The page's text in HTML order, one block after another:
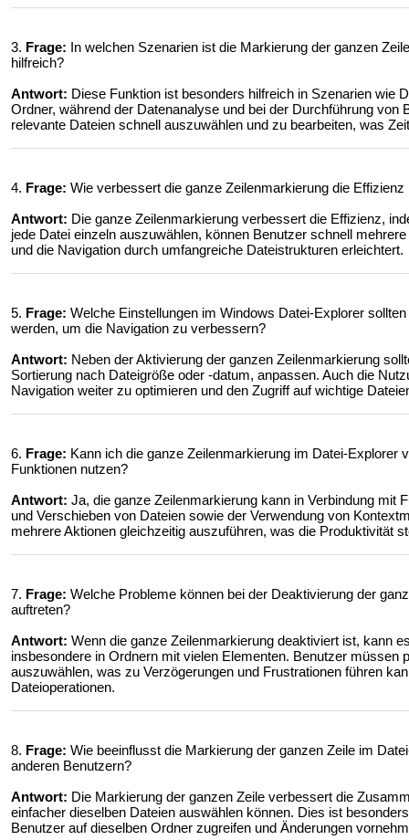
3. Frage: In welchen Szenarien ist die Markierung der ganzen
hilfreich?
Antwort: Diese Funktion ist besonders hilfreich in Szenarien wie
Ordner, während der Datenanalyse und bei der Durchführung
relevante Dateien schnell auszuwählen und zu bearbeiten, was
4. Frage: Wie verbessert die ganze Zeilenmarkierung die
Antwort: Die ganze Zeilenmarkierung verbessert die Effizienz,
jede Datei einzeln auszuwählen, können Benutzer schnell
und die Navigation durch umfangreiche Dateistrukturen erleichtert.
5. Frage: Welche Einstellungen im Windows Datei-Explorer
werden, um die Navigation zu verbessern?
Antwort: Neben der Aktivierung der ganzen Zeilenmarkierung
Sortierung nach Dateigröße oder -datum, anpassen. Auch die
Navigation weiter zu optimieren und den Zugriff auf wichtige
6. Frage: Kann ich die ganze Zeilenmarkierung im Datei-Explorer
Funktionen nutzen?
Antwort: Ja, die ganze Zeilenmarkierung kann in Verbindung mit
und Verschieben von Dateien sowie der Verwendung von
mehrere Aktionen gleichzeitig auszuführen, was die Produktivität
7. Frage: Welche Probleme können bei der Deaktivierung der
auftreten?
Antwort: Wenn die ganze Zeilenmarkierung deaktiviert ist, kann
insbesondere in Ordnern mit vielen Elementen. Benutzer müssen
auszuwählen, was zu Verzögerungen und Frustrationen führen
Dateioperationen.
8. Frage: Wie beeinflusst die Markierung der ganzen Zeile im
anderen Benutzern?
Antwort: Die Markierung der ganzen Zeile verbessert die
einfacher dieselben Dateien auswählen können. Dies ist
Benutzer auf dieselben Ordner zugreifen und Änderungen